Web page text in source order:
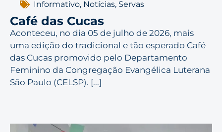
Informativo, Notícias, Servas
Café das Cucas
Aconteceu, no dia 05 de julho de 2026, mais
uma edição do tradicional e tão esperado Café
das Cucas promovido pelo Departamento
Feminino da Congregação Evangélica Luterana
São Paulo (CELSP). [...]